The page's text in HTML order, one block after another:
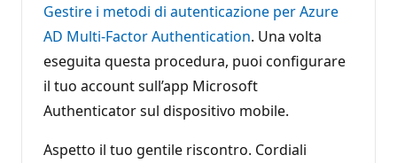
Gestire i metodi di autenticazione per Azure
AD Multi-Factor Authentication. Una volta
eseguita questa procedura, puoi configurare
il tuo account sull’app Microsoft
Authenticator sul dispositivo mobile.
Aspetto il tuo gentile riscontro. Cordiali